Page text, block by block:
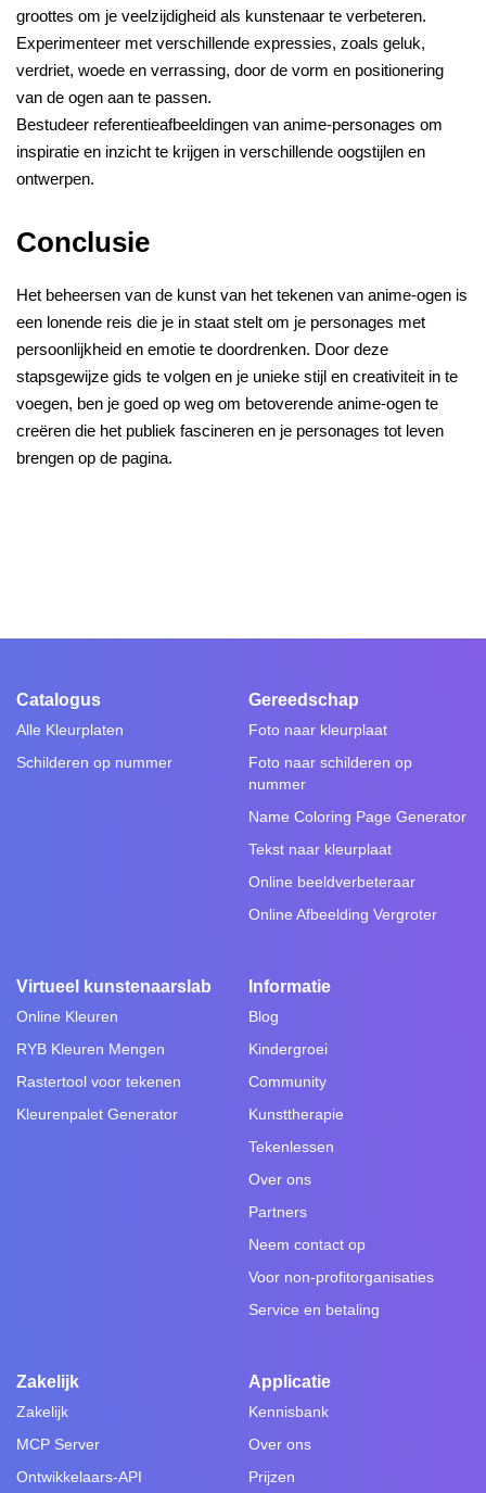
groottes om je veelzijdigheid als kunstenaar te verbeteren.
Experimenteer met verschillende expressies, zoals geluk,
verdriet, woede en verrassing, door de vorm en positionering
van de ogen aan te passen.
Bestudeer referentieafbeeldingen van anime-personages om
inspiratie en inzicht te krijgen in verschillende oogstijlen en
ontwerpen.
Conclusie
Het beheersen van de kunst van het tekenen van anime-ogen is
een lonende reis die je in staat stelt om je personages met
persoonlijkheid en emotie te doordrenken. Door deze
stapsgewijze gids te volgen en je unieke stijl en creativiteit in te
voegen, ben je goed op weg om betoverende anime-ogen te
creëren die het publiek fascineren en je personages tot leven
brengen op de pagina.
Catalogus
Alle Kleurplaten
Schilderen op nummer
Gereedschap
Foto naar kleurplaat
Foto naar schilderen op
nummer
Name Coloring Page Generator
Tekst naar kleurplaat
Online beeldverbeteraar
Online Afbeelding Vergroter
Virtueel kunstenaarslab
Online Kleuren
RYB Kleuren Mengen
Rastertool voor tekenen
Kleurenpalet Generator
Informatie
Blog
Kindergroei
Community
Kunsttherapie
Tekenlessen
Over ons
Partners
Neem contact op
Voor non-profitorganisaties
Service en betaling
Zakelijk
Zakelijk
MCP Server
Ontwikkelaars-API
Applicatie
Kennisbank
Over ons
Prijzen